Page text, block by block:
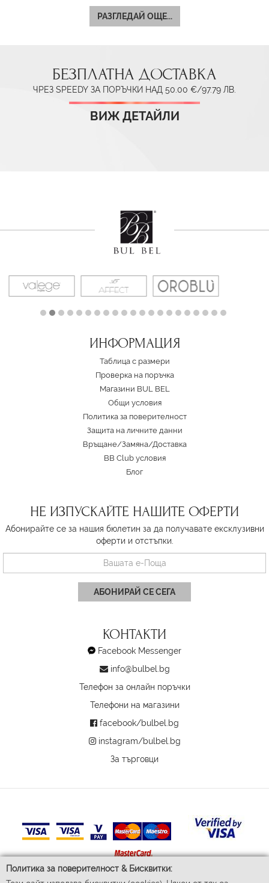
Политика за поверителност & Бисквитки:
РАЗГЛЕДАЙ ОЩЕ...
БЕЗПЛАТНА ДОСТАВКА
ЧРЕЗ SPEEDY ЗА ПОРЪЧКИ НАД 50.00 €/97.79 ЛВ.
ВИЖ ДЕТАЙЛИ
ИНФОРМАЦИЯ
Таблица с размери
Проверка на поръчка
Магазини BUL BEL
Oбщи условия
Политика за поверителност
Защита на личните данни
Връщане/Замяна/Доставка
BB Club условия
Блог
НЕ ИЗПУСКАЙТЕ НАШИТЕ ОФЕРТИ
Абонирайте се за нашия бюлетин за да получавате ексклузивни
оферти и отстъпки.
АБОНИРАЙ СЕ СЕГА
КОНТАКТИ
Facebook Messenger
info@bulbel.bg
Телефон за онлайн поръчки
Телефони на магазини
facebook/bulbel.bg
instagram/bulbel.bg
За търговци